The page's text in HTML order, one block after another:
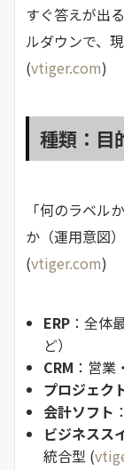
すぐ答えが出
ルダウンで、
(vtiger.com)
種類：目
「何のラベル
か（運用意図
(vtiger.com)
ERP ：全体
ど）
CRM ：営
プロジェク
会計ソフト
ビジネスス
統合型 (